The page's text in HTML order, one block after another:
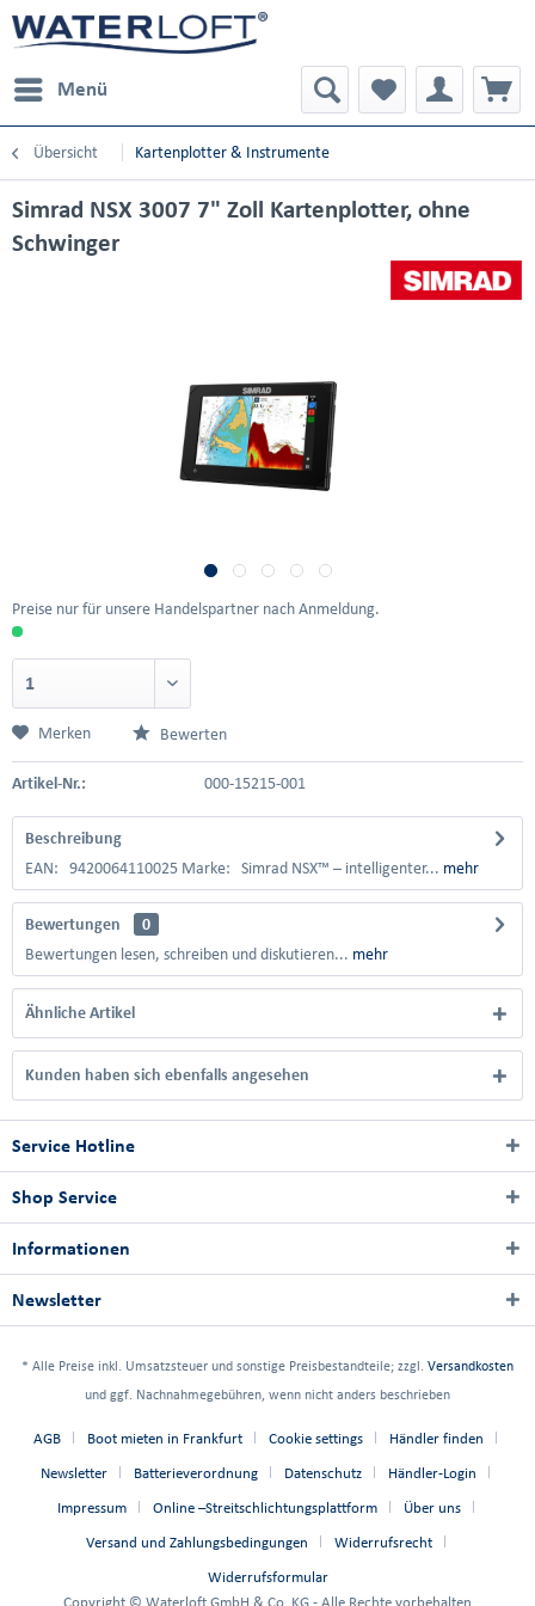
Menü
Übersicht Kartenplotter & Instrumente
Simrad NSX 3007 7" Zoll Kartenplotter, ohne
Schwinger
Preise nur für unsere Handelspartner nach Anmeldung.
Merken Bewerten
Artikel-Nr.: 000-15215-001
Beschreibung
EAN: 9420064110025 Marke: Simrad NSX™ – intelligenter... mehr
Bewertungen
0
Bewertungen lesen, schreiben und diskutieren... mehr
Ähnliche Artikel
Kunden haben sich ebenfalls angesehen
Service Hotline
Shop Service
Informationen
Newsletter
* Alle Preise inkl. Umsatzsteuer und sonstige Preisbestandteile; zzgl. Versandkosten
und ggf. Nachnahmegebühren, wenn nicht anders beschrieben
AGB Boot mieten in Frankfurt Cookie settings Händler finden
Newsletter Batterieverordnung Datenschutz Händler-Login
Impressum Online –Streitschlichtungsplattform Über uns
Versand und Zahlungsbedingungen Widerrufsrecht
Widerrufsformular
Copyright © Waterloft GmbH & Co. KG - Alle Rechte vorbehalten